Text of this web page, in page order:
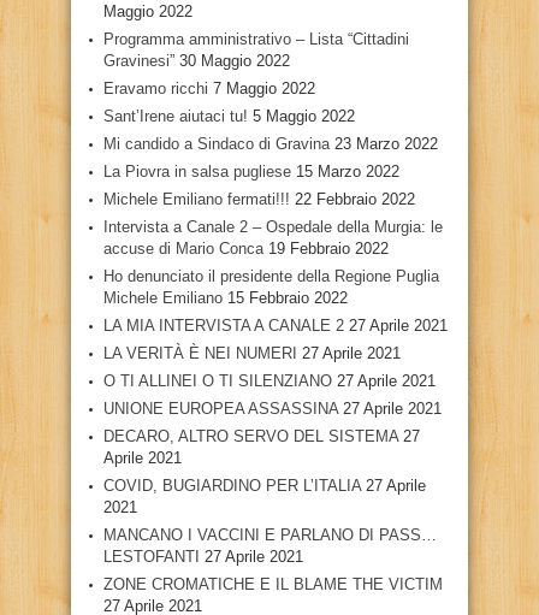
Maggio 2022
Programma amministrativo – Lista “Cittadini
Gravinesi” 30 Maggio 2022
Eravamo ricchi 7 Maggio 2022
Sant’Irene aiutaci tu! 5 Maggio 2022
Mi candido a Sindaco di Gravina 23 Marzo 2022
La Piovra in salsa pugliese 15 Marzo 2022
Michele Emiliano fermati!!! 22 Febbraio 2022
Intervista a Canale 2 – Ospedale della Murgia: le
accuse di Mario Conca 19 Febbraio 2022
Ho denunciato il presidente della Regione Puglia
Michele Emiliano 15 Febbraio 2022
LA MIA INTERVISTA A CANALE 2 27 Aprile 2021
LA VERITÀ È NEI NUMERI 27 Aprile 2021
O TI ALLINEI O TI SILENZIANO 27 Aprile 2021
UNIONE EUROPEA ASSASSINA 27 Aprile 2021
DECARO, ALTRO SERVO DEL SISTEMA 27
Aprile 2021
COVID, BUGIARDINO PER L’ITALIA 27 Aprile
2021
MANCANO I VACCINI E PARLANO DI PASS…
LESTOFANTI 27 Aprile 2021
ZONE CROMATICHE E IL BLAME THE VICTIM
27 Aprile 2021